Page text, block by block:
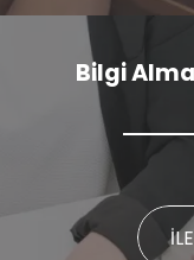
Bilgi